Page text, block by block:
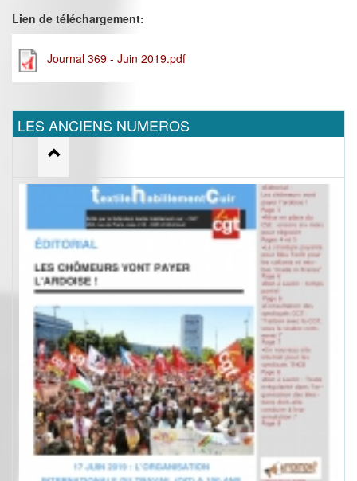
Lien de téléchargement:
Journal 369 - Juin 2019.pdf
LES ANCIENS NUMEROS